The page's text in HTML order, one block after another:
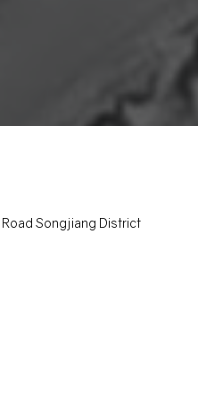
Songjiang District